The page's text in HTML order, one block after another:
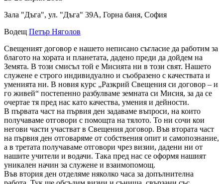
Зала "Дъга", ул. "Дъга" 39А, Горна баня, София
Водещ Петър Няголов
Свещеният договор е нашето неписано съгласие да работим за
благото на хората и планетата, дадено преди да дойдем на
Земята. В този смисъл той е Мисията ни в този свят. Нашето
служене е строго индивидуално и съобразено с качествата и
уменията ни. В новия курс „Разкрий Свещения си договор – и
го живей“ постепенно разбулваме земната си Мисия, за да се
очертае тя пред нас като качества, умения и дейности.
В първата част на първия ден задаваме въпроси, на които
получаваме отговори с помощта на тялото. То ни сочи кои
негови части участват в Свещения договор. Във втората част
на първия ден отговаряме от собствения опит и самопознание,
а в третата получаваме отговори чрез визии, дадени ни от
нашите учители и водачи. Така пред нас се оформя нашият
уникален начин за служене и взаимопомощ.
Във втория ден отделяме няколко часа за допълнителна